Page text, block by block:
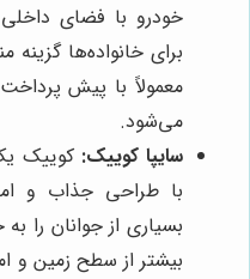
خودرو با فضای
برای خانواده‌ها
معمولاً با پیش
می‌شود.
سایپا کوییک: کوییک
با طراحی جذاب و
بسیاری از جوانان را
بیشتر از سطح زمین و